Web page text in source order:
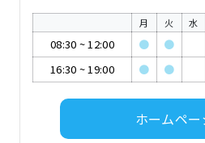
月 火 水
08:30 ~12:00 ● ●
16:30 ~19:00 ● ●
ホームペー